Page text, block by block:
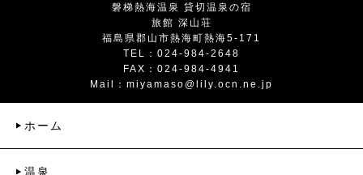
磐梯熱海温泉 貸切温泉の宿
旅館 深山荘
福島県郡山市熱海町熱海5-171
TEL：024-984-2648
FAX：024-984-4941
Mail： miyamaso@lily.ocn.ne.jp
ホーム
温泉